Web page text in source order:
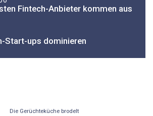
Fintech-Anbieter kommen aus
Start-ups dominieren
Die Gerüchteküche brodelt